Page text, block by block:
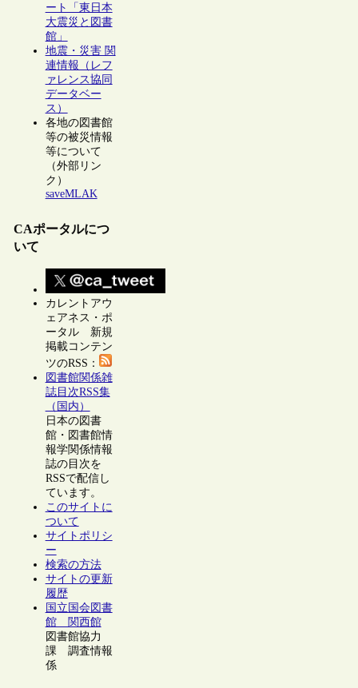
ート「東日本
大震災と図書
館」
地震・災害 関
連情報（レフ
ァレンス協同
データベー
ス）
各地の図書館
等の被災情報
等について
（外部リン
ク）
saveMLAK
CAポータルにつ
いて
カレントアウ
ェアネス・ポ
ータル 新規
掲載コンテン
ツのRSS：
図書館関係雑
誌目次RSS集
（国内）
日本の図書
館・図書館情
報学関係情報
誌の目次を
RSSで配信し
ています。
このサイトに
ついて
サイトポリシ
ー
検索の方法
サイトの更新
履歴
国立国会図書
館 関西館
図書館協力
課 調査情報
係